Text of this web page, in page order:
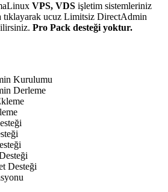
VPS, VDS işletim sistemleriniz
tıklayarak ucuz Limitsiz DirectAdmin
Pro Pack desteği yoktur.
Kurulumu
Derleme
Desteği